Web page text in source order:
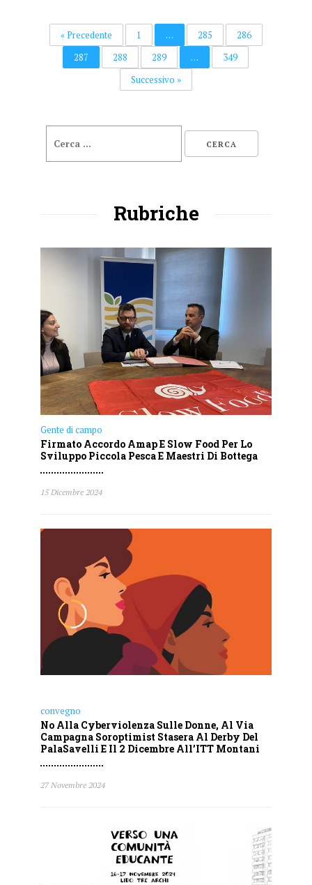
« Precedente 1 … 285
286
287
288 289 …
349
Successivo »
Rubriche
Gente di campo
Firmato Accordo Amap E Slow Food Per Lo
Sviluppo Piccola Pesca E Maestri Di Bottega
15 Dicembre 2024
convegno
No Alla Cyberviolenza Sulle Donne, Al Via
Campagna Soroptimist Stasera Al Derby Del
PalaSavelli E Il 2 Dicembre All’ITT Montani
27 Novembre 2024